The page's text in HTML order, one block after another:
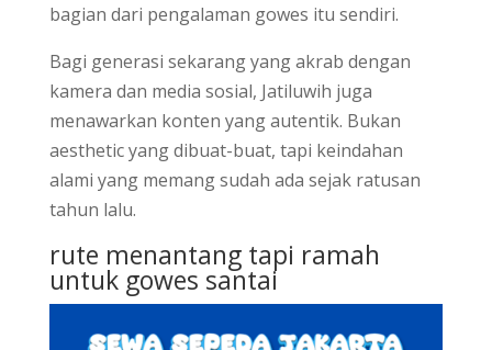
bagian dari pengalaman gowes itu sendiri.
Bagi generasi sekarang yang akrab dengan
kamera dan media sosial, Jatiluwih juga
menawarkan konten yang autentik. Bukan
aesthetic yang dibuat-buat, tapi keindahan
alami yang memang sudah ada sejak ratusan
tahun lalu.
rute menantang tapi ramah
untuk gowes santai